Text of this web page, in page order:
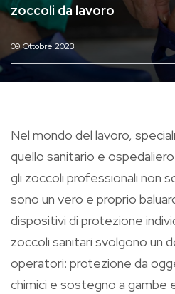
zoccoli da lavoro
09 Ottobre 2023
Nel mondo del lavoro,
quello sanitario e
gli zoccoli professionali non
sono un vero e proprio
dispositivi di protezione
zoccoli sanitari svolgono un
operatori: protezione da
chimici e sostegno a gambe